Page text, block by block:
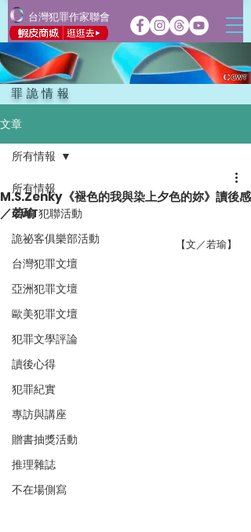
台灣犯罪作家聯會
罪詭情報
文章
所有情報
CWT犯聯活動
詭祕客俱樂部活動
台灣犯罪文壇
亞洲犯罪文壇
歐美犯罪文壇
犯罪文學評論
讀後心得
犯罪紀實
專訪與講座
贈書抽獎活動
推理雜誌
不在場側寫
所有情報
M.S.Zenky《褪色的我與染上夕色的妳》讀後感
／若瑜
【文／若瑜】